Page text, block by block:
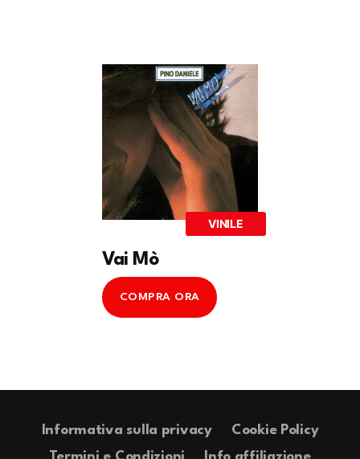
VINILE
Vai Mò
COMPRA ORA
Informativa sulla privacy
Cookie Policy